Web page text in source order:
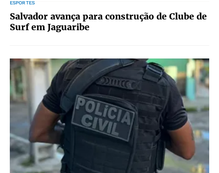
ESPORTES
Salvador avança para construção de Clube de
Surf em Jaguaribe